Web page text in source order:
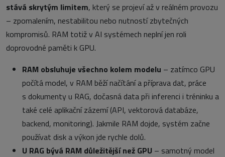
stává skrytým limitem, který se projeví až v reálném provozu
– zpomalením, nestabilitou nebo nutností zbytečných
kompromisů. RAM totiž v AI systémech neplní jen roli
doprovodné paměti k GPU.
RAM obsluhuje všechno kolem modelu – zatímco GPU
počítá model, v RAM běží načítání a příprava dat, práce
s dokumenty u RAG, dočasná data při inferenci i tréninku a
také celé aplikační zázemí (API, vektorová databáze,
backend, monitoring). Jakmile RAM dojde, systém začne
používat disk a výkon jde rychle dolů.
U RAG bývá RAM důležitější než GPU – samotný model